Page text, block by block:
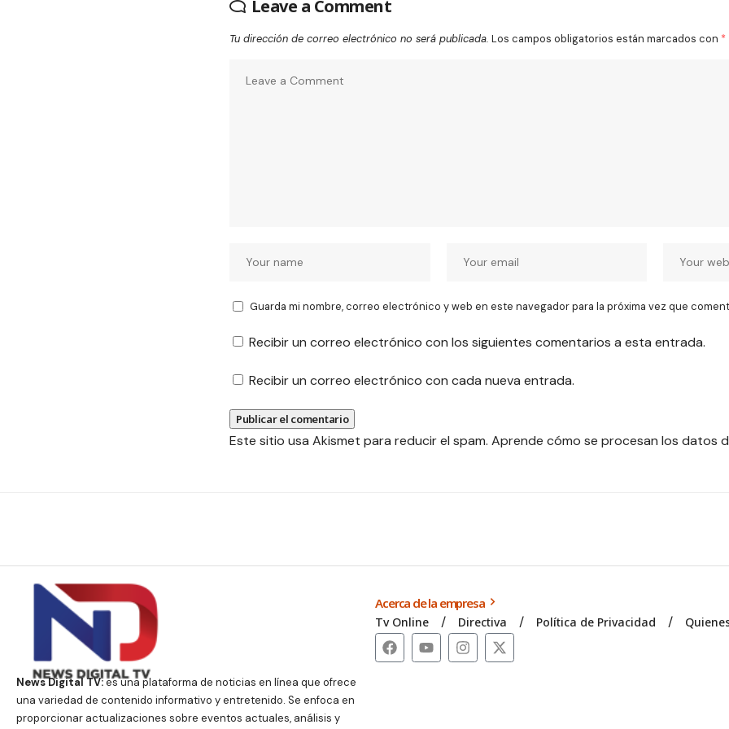
Leave a Comment
Tu dirección de correo electrónico no será publicada. Los campos obligatorios están marcados con *
Guarda mi nombre, correo electrónico y web en este navegador para la próxima vez que
Recibir un correo electrónico con los siguientes comentarios a esta entrada.
Recibir un correo electrónico con cada nueva entrada.
Este sitio usa Akismet para reducir el spam. Aprende cómo se procesan los datos
News Digital TV:es una plataforma de noticias en línea que ofrece
una variedad de contenido informativo y entretenido. Se enfoca en
proporcionar actualizaciones sobre eventos actuales, análisis y
Acerca de la empresa
Tv Online Directiva Política de Privacidad